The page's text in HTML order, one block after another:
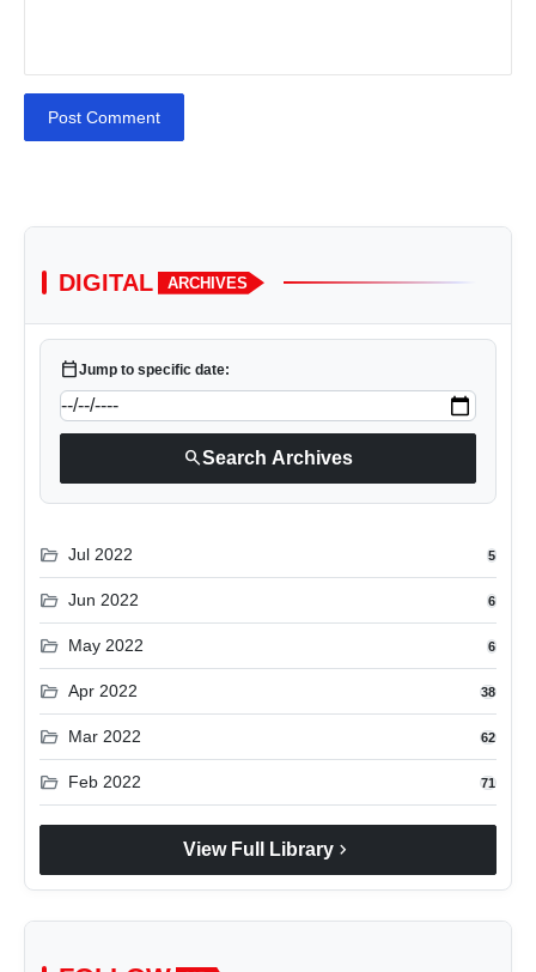
Post Comment
DIGITAL ARCHIVES
calendar_todayJump to specific date:
searchSearch Archives
folder_open Jul 2022 5
folder_open Jun 2022 6
folder_open May 2022 6
folder_open Apr 2022 38
folder_open Mar 2022 62
folder_open Feb 2022 71
View Full Library chevron_right